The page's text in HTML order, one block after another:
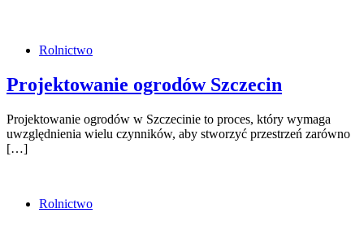
Rolnictwo
Projektowanie ogrodów Szczecin
Projektowanie ogrodów w Szczecinie to proces, który wymaga
uwzględnienia wielu czynników, aby stworzyć przestrzeń zarówno
[…]
Rolnictwo